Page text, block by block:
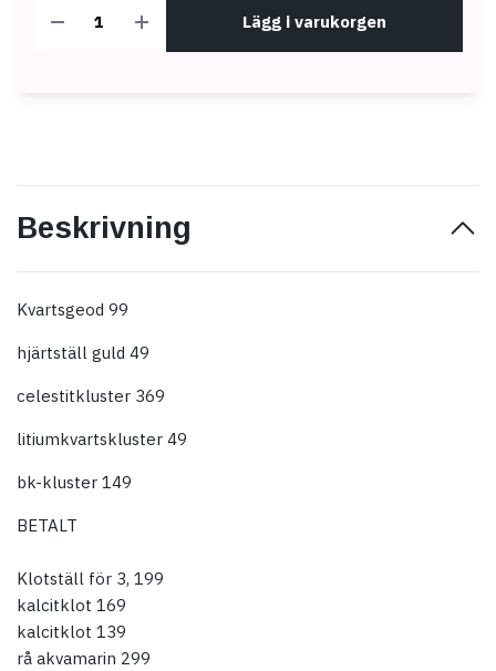
Lägg i varukorgen
Beskrivning
Kvartsgeod 99
hjärtställ guld 49
celestitkluster 369
litiumkvartskluster 49
bk-kluster 149
BETALT
Klotställ för 3, 199
kalcitklot 169
kalcitklot 139
rå akvamarin 299